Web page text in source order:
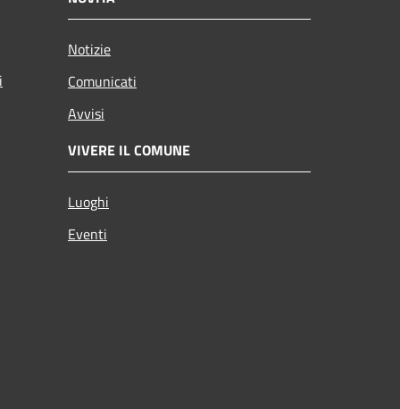
Notizie
Comunicati
Avvisi
VIVERE IL COMUNE
Luoghi
Eventi